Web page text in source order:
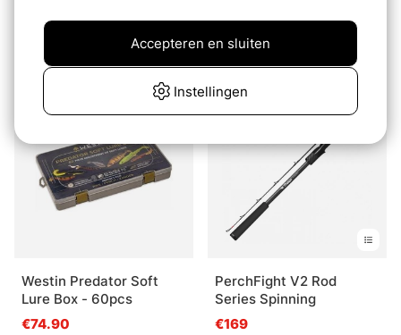
PredatorFight Bait
€67.8
Pigster 10cm 7g (10-pak)
Westin Predator Soft
Lure Box - 60pcs
€74.90
PerchFight V2 Rod
Series Spinning
€169
Instellingen
Accepteren en sluiten